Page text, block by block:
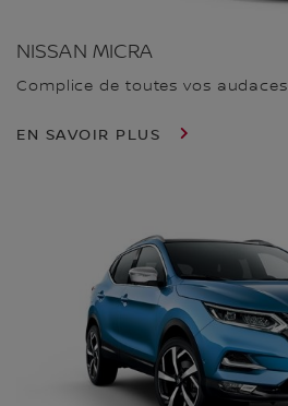
NISSAN MICRA
Complice de toutes vos audaces
EN SAVOIR PLUS